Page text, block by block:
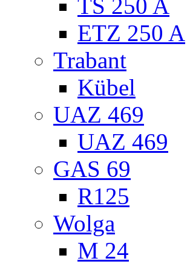
TS 250 A
ETZ 250 A
Trabant
Kübel
UAZ 469
UAZ 469
GAS 69
R125
Wolga
M 24